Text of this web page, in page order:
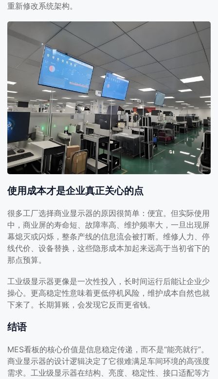
重新修改系统架构。
使用成本才是企业真正关心的点
很多工厂选择商业显示器的原因很简单：便宜。但实际使用
中，商业屏的寿命短、故障率高、维护频率大，一旦出现屏
幕熄灭或闪烁，整条产线的信息流会被打断。维修人力、停
线代价、设备替换，这些隐形成本加起来远高于当初省下的
那点预算。
工业级显示器更像是一次性投入，长时间运行后能让企业少
操心。更高稳定性意味着更低停机风险，维护成本自然也就
下来了。长期算账，会发现它反而更省钱。
结语
MES看板的核心价值是信息稳定传递，而不是“能亮就行”。
商业显示器的设计逻辑决定了它很难满足车间环境的高强度
需求。工业级显示器在结构、亮度、稳定性、接口适配等方